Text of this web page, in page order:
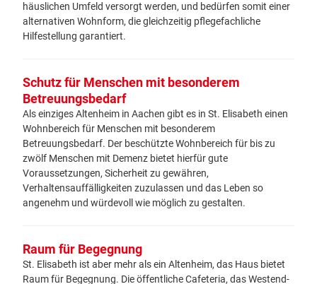
häuslichen Umfeld versorgt werden, und bedürfen somit einer
alternativen Wohnform, die gleichzeitig pflegefachliche
Hilfestellung garantiert.
Schutz für Menschen mit besonderem
Betreuungsbedarf
Als einziges Altenheim in Aachen gibt es in St. Elisabeth einen
Wohnbereich für Menschen mit besonderem
Betreuungsbedarf. Der beschützte Wohnbereich für bis zu
zwölf Menschen mit Demenz bietet hierfür gute
Voraussetzungen, Sicherheit zu gewähren,
Verhaltensauffälligkeiten zuzulassen und das Leben so
angenehm und würdevoll wie möglich zu gestalten.
Raum für Begegnung
St. Elisabeth ist aber mehr als ein Altenheim, das Haus bietet
Raum für Begegnung. Die öffentliche Cafeteria, das Westend-